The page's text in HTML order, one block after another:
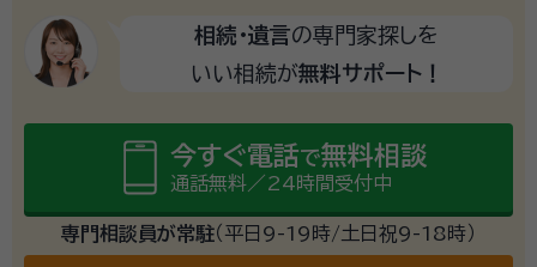
相続・遺言の専門家探しを
いい相続が無料サポート！
今すぐ電話で無料相談
通話無料／24時間受付中
専門相談員が常駐（平日9-19時/土日祝9-18時）